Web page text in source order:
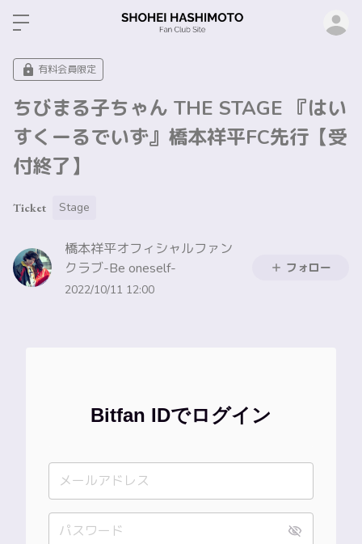
有料会員限定
ちびまる子ちゃん THE STAGE 『はい
すくーるでいず』橋本祥平FC先行【受
付終了】
Ticket Stage
橋本祥平オフィシャルファン
クラブ-Be oneself-
2022/10/11 12:00
フォロー
Bitfan IDでログイン